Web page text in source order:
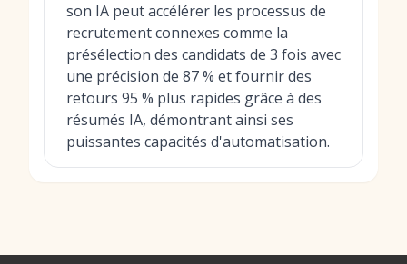
son IA peut accélérer les processus de
recrutement connexes comme la
présélection des candidats de 3 fois avec
une précision de 87 % et fournir des
retours 95 % plus rapides grâce à des
résumés IA, démontrant ainsi ses
puissantes capacités d'automatisation.